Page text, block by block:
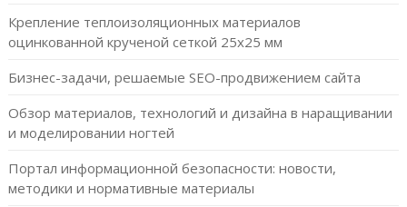
Крепление теплоизоляционных материалов
оцинкованной крученой сеткой 25х25 мм
Бизнес-задачи, решаемые SEO-продвижением сайта
Обзор материалов, технологий и дизайна в наращивании
и моделировании ногтей
Портал информационной безопасности: новости,
методики и нормативные материалы